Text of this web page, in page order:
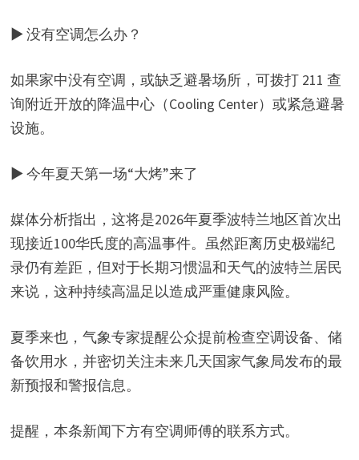
▶ 没有空调怎么办？
如果家中没有空调，或缺乏避暑场所，可拨打 211 查
询附近开放的降温中心（Cooling Center）或紧急避暑
设施。
▶ 今年夏天第一场“大烤”来了
媒体分析指出，这将是2026年夏季波特兰地区首次出
现接近100华氏度的高温事件。虽然距离历史极端纪
录仍有差距，但对于长期习惯温和天气的波特兰居民
来说，这种持续高温足以造成严重健康风险。
夏季来也，气象专家提醒公众提前检查空调设备、储
备饮用水，并密切关注未来几天国家气象局发布的最
新预报和警报信息。
提醒，本条新闻下方有空调师傅的联系方式。